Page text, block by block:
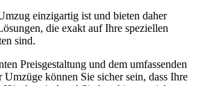
einzigartig ist und bieten daher
die exakt auf Ihre speziellen
sind.
Preisgestaltung und dem umfassenden
Umzüge können Sie sicher sein, dass Ihre